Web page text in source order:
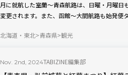
月に就航した室蘭～青森航路は、日曜・月曜日
変更されます。また、函館～大間航路も始発便
北海道・東北 青森県 観光
Nov. 2nd, 2024TABIZINE編集部